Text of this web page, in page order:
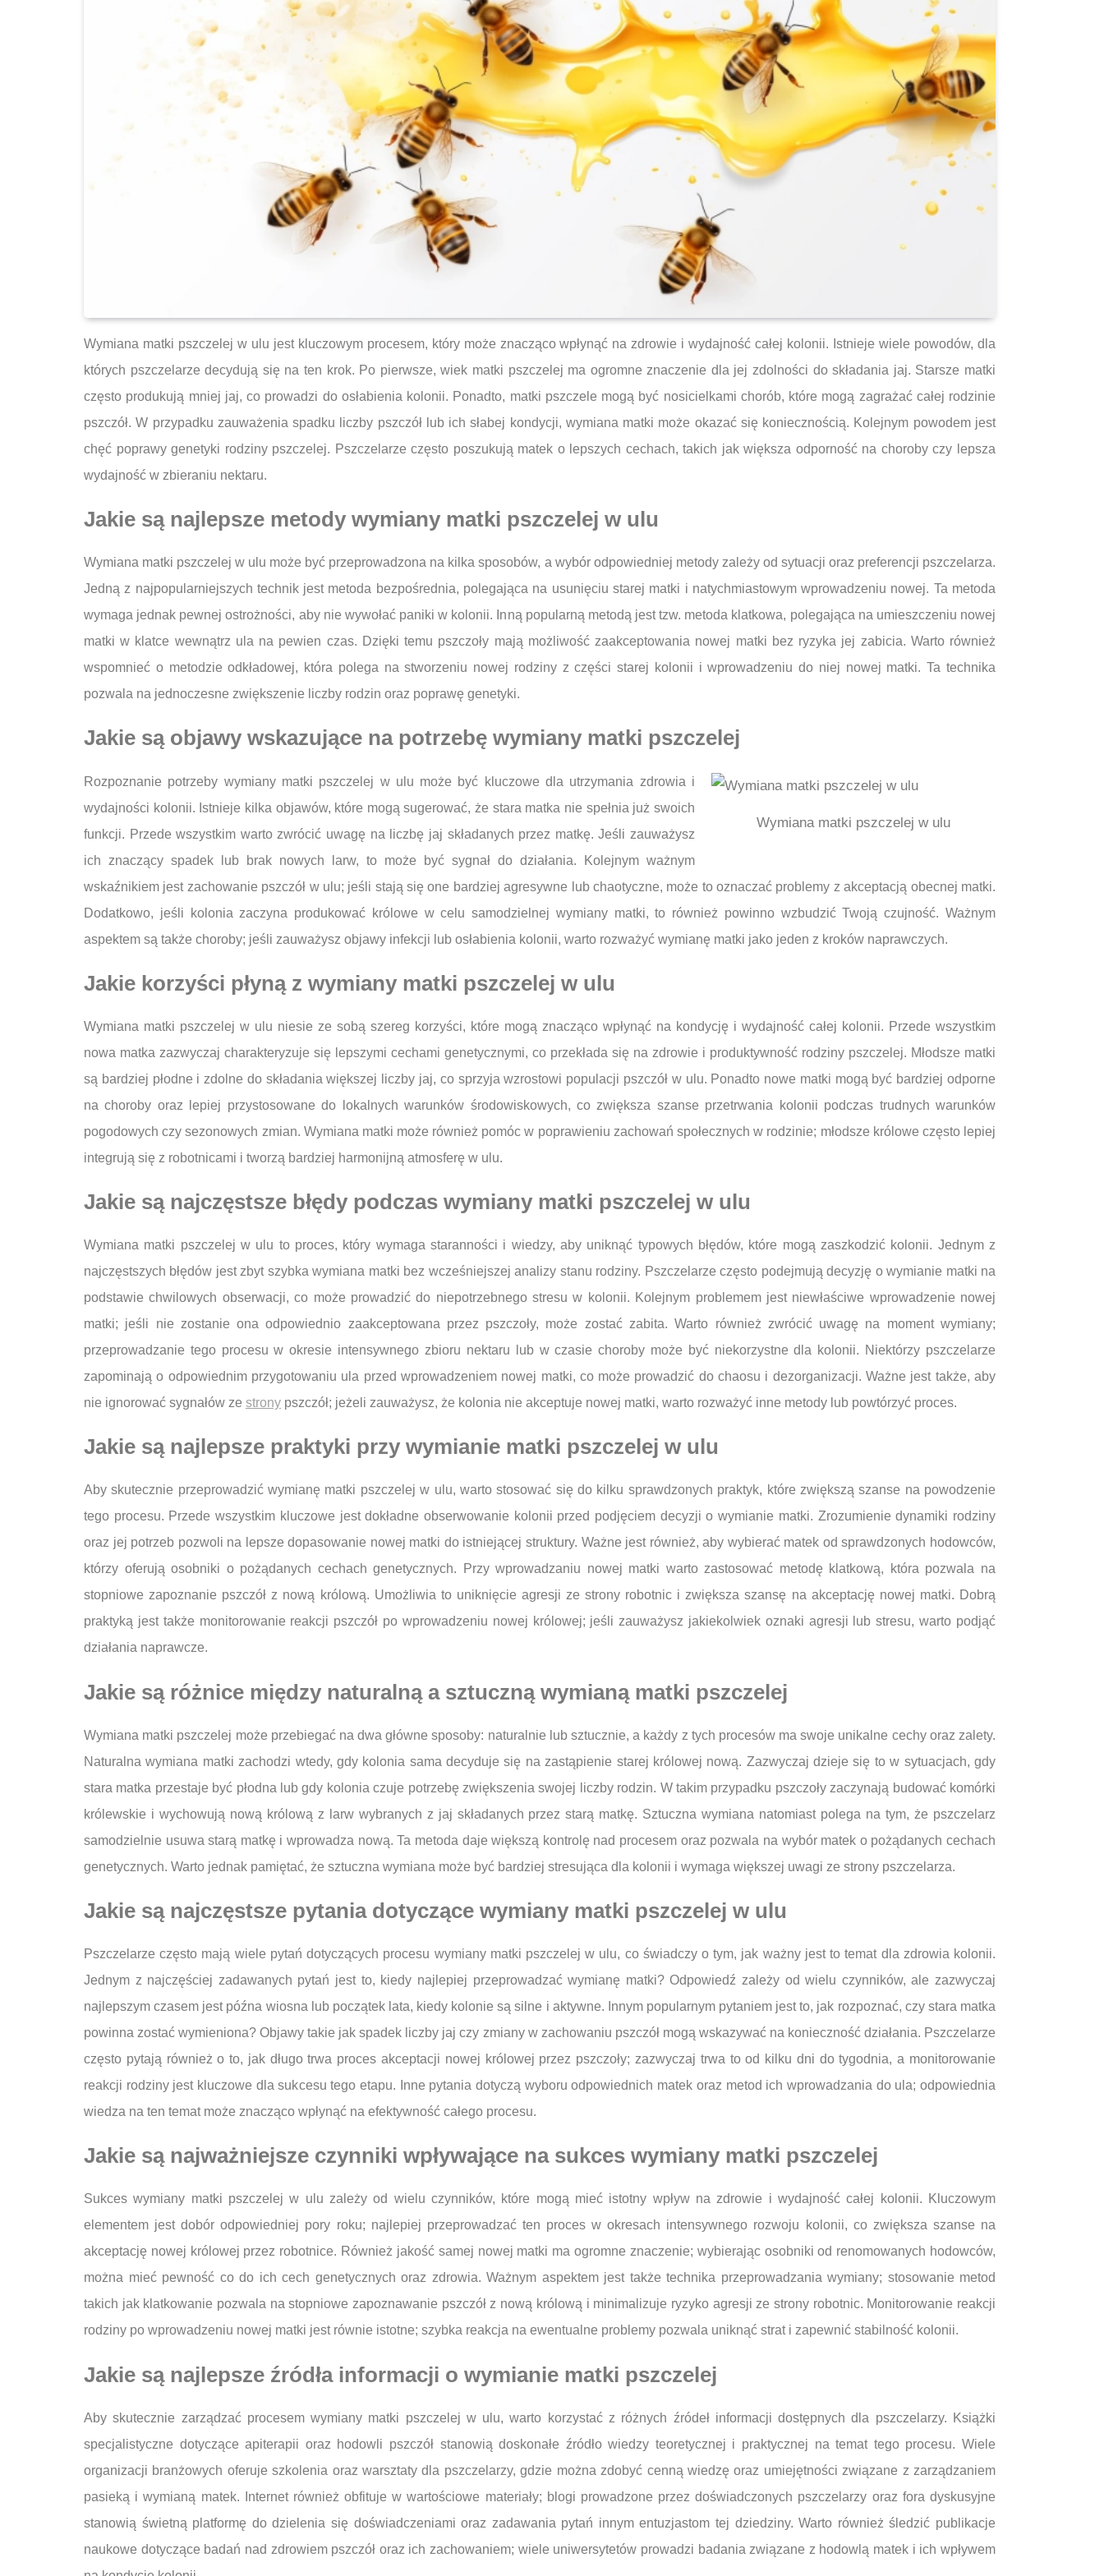
Wymiana matki pszczelej w ulu jest kluczowym procesem, który może znacząco wpłynąć na zdrowie i wydajność całej kolonii. Istnieje wiele powodów, dla
których pszczelarze decydują się na ten krok. Po pierwsze, wiek matki pszczelej ma ogromne znaczenie dla jej zdolności do składania jaj. Starsze matki
często produkują mniej jaj, co prowadzi do osłabienia kolonii. Ponadto, matki pszczele mogą być nosicielkami chorób, które mogą zagrażać całej rodzinie
pszczół. W przypadku zauważenia spadku liczby pszczół lub ich słabej kondycji, wymiana matki może okazać się koniecznością. Kolejnym powodem jest
chęć poprawy genetyki rodziny pszczelej. Pszczelarze często poszukują matek o lepszych cechach, takich jak większa odporność na choroby czy lepsza
wydajność w zbieraniu nektaru.
Jakie są najlepsze metody wymiany matki pszczelej w ulu
Wymiana matki pszczelej w ulu może być przeprowadzona na kilka sposobów, a wybór odpowiedniej metody zależy od sytuacji oraz preferencji pszczelarza.
Jedną z najpopularniejszych technik jest metoda bezpośrednia, polegająca na usunięciu starej matki i natychmiastowym wprowadzeniu nowej. Ta metoda
wymaga jednak pewnej ostrożności, aby nie wywołać paniki w kolonii. Inną popularną metodą jest tzw. metoda klatkowa, polegająca na umieszczeniu nowej
matki w klatce wewnątrz ula na pewien czas. Dzięki temu pszczoły mają możliwość zaakceptowania nowej matki bez ryzyka jej zabicia. Warto również
wspomnieć o metodzie odkładowej, która polega na stworzeniu nowej rodziny z części starej kolonii i wprowadzeniu do niej nowej matki. Ta technika
pozwala na jednoczesne zwiększenie liczby rodzin oraz poprawę genetyki.
Jakie są objawy wskazujące na potrzebę wymiany matki pszczelej
Wymiana matki pszczelej w ulu
Rozpoznanie potrzeby wymiany matki pszczelej w ulu może być kluczowe dla utrzymania zdrowia i
wydajności kolonii. Istnieje kilka objawów, które mogą sugerować, że stara matka nie spełnia już swoich
funkcji. Przede wszystkim warto zwrócić uwagę na liczbę jaj składanych przez matkę. Jeśli zauważysz
ich znaczący spadek lub brak nowych larw, to może być sygnał do działania. Kolejnym ważnym
wskaźnikiem jest zachowanie pszczół w ulu; jeśli stają się one bardziej agresywne lub chaotyczne, może to oznaczać problemy z akceptacją obecnej matki.
Dodatkowo, jeśli kolonia zaczyna produkować królowe w celu samodzielnej wymiany matki, to również powinno wzbudzić Twoją czujność. Ważnym
aspektem są także choroby; jeśli zauważysz objawy infekcji lub osłabienia kolonii, warto rozważyć wymianę matki jako jeden z kroków naprawczych.
Jakie korzyści płyną z wymiany matki pszczelej w ulu
Wymiana matki pszczelej w ulu niesie ze sobą szereg korzyści, które mogą znacząco wpłynąć na kondycję i wydajność całej kolonii. Przede wszystkim
nowa matka zazwyczaj charakteryzuje się lepszymi cechami genetycznymi, co przekłada się na zdrowie i produktywność rodziny pszczelej. Młodsze matki
są bardziej płodne i zdolne do składania większej liczby jaj, co sprzyja wzrostowi populacji pszczół w ulu. Ponadto nowe matki mogą być bardziej odporne
na choroby oraz lepiej przystosowane do lokalnych warunków środowiskowych, co zwiększa szanse przetrwania kolonii podczas trudnych warunków
pogodowych czy sezonowych zmian. Wymiana matki może również pomóc w poprawieniu zachowań społecznych w rodzinie; młodsze królowe często lepiej
integrują się z robotnicami i tworzą bardziej harmonijną atmosferę w ulu.
Jakie są najczęstsze błędy podczas wymiany matki pszczelej w ulu
Wymiana matki pszczelej w ulu to proces, który wymaga staranności i wiedzy, aby uniknąć typowych błędów, które mogą zaszkodzić kolonii. Jednym z
najczęstszych błędów jest zbyt szybka wymiana matki bez wcześniejszej analizy stanu rodziny. Pszczelarze często podejmują decyzję o wymianie matki na
podstawie chwilowych obserwacji, co może prowadzić do niepotrzebnego stresu w kolonii. Kolejnym problemem jest niewłaściwe wprowadzenie nowej
matki; jeśli nie zostanie ona odpowiednio zaakceptowana przez pszczoły, może zostać zabita. Warto również zwrócić uwagę na moment wymiany;
przeprowadzanie tego procesu w okresie intensywnego zbioru nektaru lub w czasie choroby może być niekorzystne dla kolonii. Niektórzy pszczelarze
zapominają o odpowiednim przygotowaniu ula przed wprowadzeniem nowej matki, co może prowadzić do chaosu i dezorganizacji. Ważne jest także, aby
nie ignorować sygnałów ze strony pszczół; jeżeli zauważysz, że kolonia nie akceptuje nowej matki, warto rozważyć inne metody lub powtórzyć proces.
Jakie są najlepsze praktyki przy wymianie matki pszczelej w ulu
Aby skutecznie przeprowadzić wymianę matki pszczelej w ulu, warto stosować się do kilku sprawdzonych praktyk, które zwiększą szanse na powodzenie
tego procesu. Przede wszystkim kluczowe jest dokładne obserwowanie kolonii przed podjęciem decyzji o wymianie matki. Zrozumienie dynamiki rodziny
oraz jej potrzeb pozwoli na lepsze dopasowanie nowej matki do istniejącej struktury. Ważne jest również, aby wybierać matek od sprawdzonych hodowców,
którzy oferują osobniki o pożądanych cechach genetycznych. Przy wprowadzaniu nowej matki warto zastosować metodę klatkową, która pozwala na
stopniowe zapoznanie pszczół z nową królową. Umożliwia to uniknięcie agresji ze strony robotnic i zwiększa szansę na akceptację nowej matki. Dobrą
praktyką jest także monitorowanie reakcji pszczół po wprowadzeniu nowej królowej; jeśli zauważysz jakiekolwiek oznaki agresji lub stresu, warto podjąć
działania naprawcze.
Jakie są różnice między naturalną a sztuczną wymianą matki pszczelej
Wymiana matki pszczelej może przebiegać na dwa główne sposoby: naturalnie lub sztucznie, a każdy z tych procesów ma swoje unikalne cechy oraz zalety.
Naturalna wymiana matki zachodzi wtedy, gdy kolonia sama decyduje się na zastąpienie starej królowej nową. Zazwyczaj dzieje się to w sytuacjach, gdy
stara matka przestaje być płodna lub gdy kolonia czuje potrzebę zwiększenia swojej liczby rodzin. W takim przypadku pszczoły zaczynają budować komórki
królewskie i wychowują nową królową z larw wybranych z jaj składanych przez starą matkę. Sztuczna wymiana natomiast polega na tym, że pszczelarz
samodzielnie usuwa starą matkę i wprowadza nową. Ta metoda daje większą kontrolę nad procesem oraz pozwala na wybór matek o pożądanych cechach
genetycznych. Warto jednak pamiętać, że sztuczna wymiana może być bardziej stresująca dla kolonii i wymaga większej uwagi ze strony pszczelarza.
Jakie są najczęstsze pytania dotyczące wymiany matki pszczelej w ulu
Pszczelarze często mają wiele pytań dotyczących procesu wymiany matki pszczelej w ulu, co świadczy o tym, jak ważny jest to temat dla zdrowia kolonii.
Jednym z najczęściej zadawanych pytań jest to, kiedy najlepiej przeprowadzać wymianę matki? Odpowiedź zależy od wielu czynników, ale zazwyczaj
najlepszym czasem jest późna wiosna lub początek lata, kiedy kolonie są silne i aktywne. Innym popularnym pytaniem jest to, jak rozpoznać, czy stara matka
powinna zostać wymieniona? Objawy takie jak spadek liczby jaj czy zmiany w zachowaniu pszczół mogą wskazywać na konieczność działania. Pszczelarze
często pytają również o to, jak długo trwa proces akceptacji nowej królowej przez pszczoły; zazwyczaj trwa to od kilku dni do tygodnia, a monitorowanie
reakcji rodziny jest kluczowe dla sukcesu tego etapu. Inne pytania dotyczą wyboru odpowiednich matek oraz metod ich wprowadzania do ula; odpowiednia
wiedza na ten temat może znacząco wpłynąć na efektywność całego procesu.
Jakie są najważniejsze czynniki wpływające na sukces wymiany matki pszczelej
Sukces wymiany matki pszczelej w ulu zależy od wielu czynników, które mogą mieć istotny wpływ na zdrowie i wydajność całej kolonii. Kluczowym
elementem jest dobór odpowiedniej pory roku; najlepiej przeprowadzać ten proces w okresach intensywnego rozwoju kolonii, co zwiększa szanse na
akceptację nowej królowej przez robotnice. Również jakość samej nowej matki ma ogromne znaczenie; wybierając osobniki od renomowanych hodowców,
można mieć pewność co do ich cech genetycznych oraz zdrowia. Ważnym aspektem jest także technika przeprowadzania wymiany; stosowanie metod
takich jak klatkowanie pozwala na stopniowe zapoznawanie pszczół z nową królową i minimalizuje ryzyko agresji ze strony robotnic. Monitorowanie reakcji
rodziny po wprowadzeniu nowej matki jest równie istotne; szybka reakcja na ewentualne problemy pozwala uniknąć strat i zapewnić stabilność kolonii.
Jakie są najlepsze źródła informacji o wymianie matki pszczelej
Aby skutecznie zarządzać procesem wymiany matki pszczelej w ulu, warto korzystać z różnych źródeł informacji dostępnych dla pszczelarzy. Książki
specjalistyczne dotyczące apiterapii oraz hodowli pszczół stanowią doskonałe źródło wiedzy teoretycznej i praktycznej na temat tego procesu. Wiele
organizacji branżowych oferuje szkolenia oraz warsztaty dla pszczelarzy, gdzie można zdobyć cenną wiedzę oraz umiejętności związane z zarządzaniem
pasieką i wymianą matek. Internet również obfituje w wartościowe materiały; blogi prowadzone przez doświadczonych pszczelarzy oraz fora dyskusyjne
stanowią świetną platformę do dzielenia się doświadczeniami oraz zadawania pytań innym entuzjastom tej dziedziny. Warto również śledzić publikacje
naukowe dotyczące badań nad zdrowiem pszczół oraz ich zachowaniem; wiele uniwersytetów prowadzi badania związane z hodowlą matek i ich wpływem